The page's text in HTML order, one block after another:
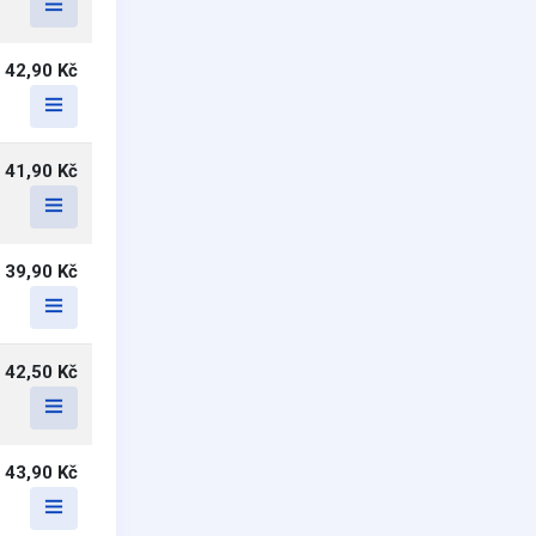
42,90 Kč
41,90 Kč
39,90 Kč
42,50 Kč
43,90 Kč